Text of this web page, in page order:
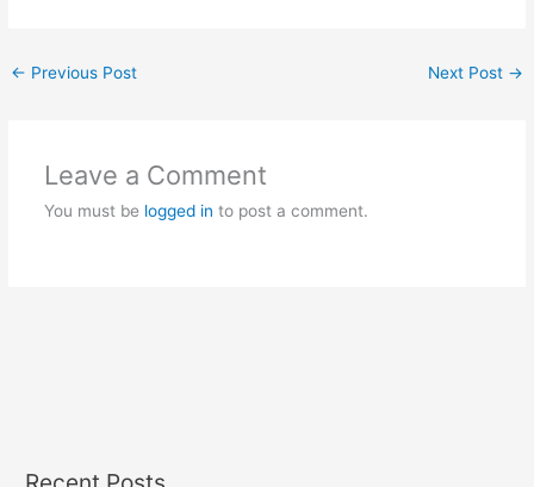
← Previous Post Next Post →
Leave a Comment
You must be logged in to post a comment.